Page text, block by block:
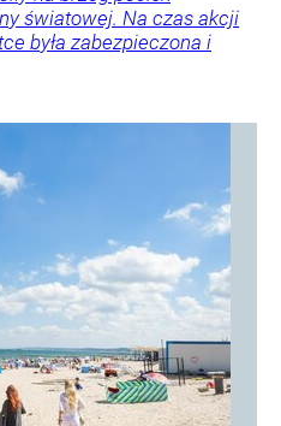
światowej. Na czas akcji
była zabezpieczona i